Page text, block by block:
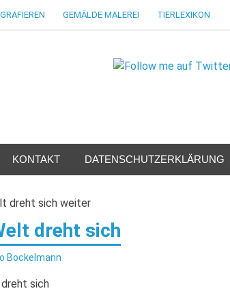
GEMÄLDE MALEREI TIERLEXIKON
KONTAKT DATENSCHUTZERKLÄRUNG
dreht sich
Bockelmann
sich